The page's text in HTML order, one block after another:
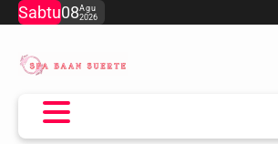
Skip
content
Sabtu08Agu
2026